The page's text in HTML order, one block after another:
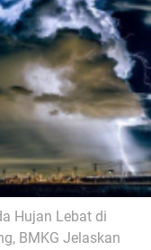
Hujan Lebat di
BMKG Jelaskan